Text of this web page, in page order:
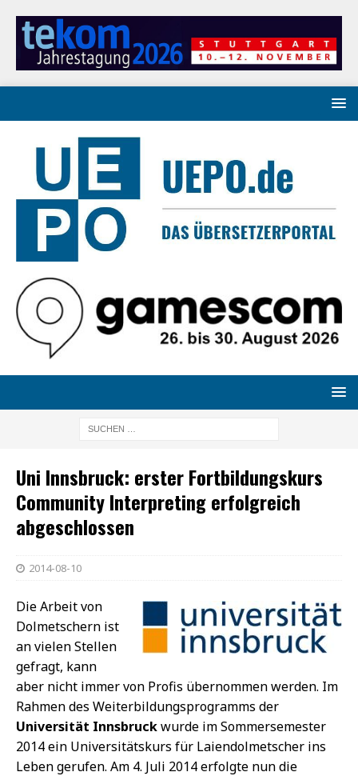
Uni Innsbruck: erster Fortbildungskurs
Community Interpreting erfolgreich
abgeschlossen
2014-08-10
Die Arbeit von
Dolmetschern ist
an vielen Stellen
gefragt, kann
aber nicht immer von Profis übernommen werden. Im
Rahmen des Weiterbildungsprogramms der
Universität Innsbruckwurde im Sommersemester
2014 ein Universitätskurs für Laiendolmetscher ins
Leben gerufen. Am 4. Juli 2014 erfolgte nun die